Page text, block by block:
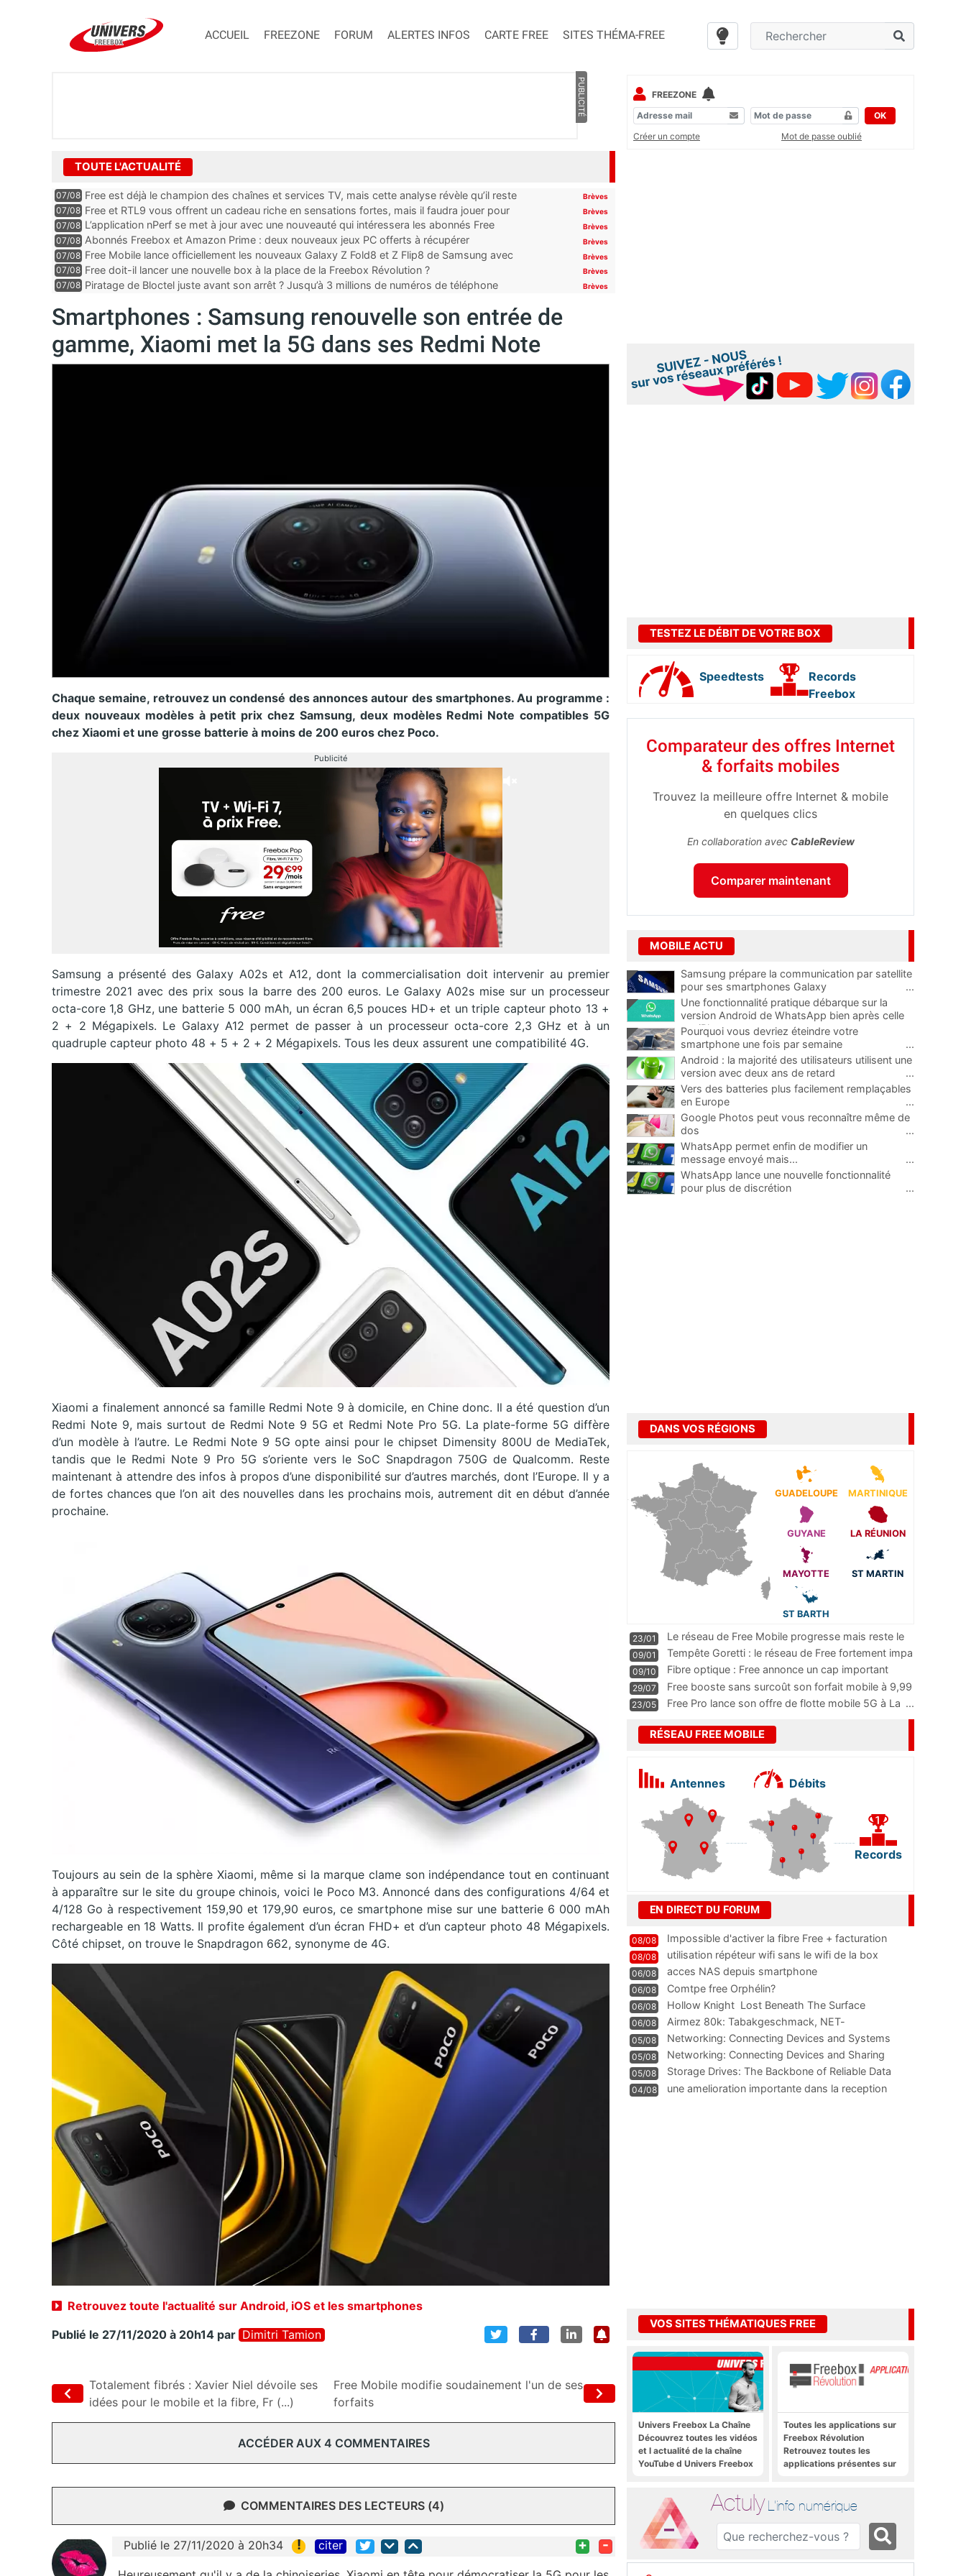
ACCUEIL FREEZONE FORUM ALERTES INFOS CARTE FREE SITES THÉMA-FREE
PUBLICITÉ
TOUTE L'ACTUALITÉ
07/08 Free est déjà le champion des chaînes et services TV, mais cette analyse révèle qu’il reste
encore au moin...
Brèves
07/08 Free et RTL9 vous offrent un cadeau riche en sensations fortes, mais il faudra jouer pour
l’obtenir
Brèves
07/08 L’application nPerf se met à jour avec une nouveauté qui intéressera les abonnés Free
Mobile, Orange, SFR ...
Brèves
07/08 Abonnés Freebox et Amazon Prime : deux nouveaux jeux PC offerts à récupérer Brèves
07/08 Free Mobile lance officiellement les nouveaux Galaxy Z Fold8 et Z Flip8 de Samsung avec
des promos et des cadeaux
Brèves
07/08 Free doit-il lancer une nouvelle box à la place de la Freebox Révolution ? Brèves
07/08 Piratage de Bloctel juste avant son arrêt ? Jusqu’à 3 millions de numéros de téléphone
Brèves
Smartphones : Samsung renouvelle son entrée de
gamme, Xiaomi met la 5G dans ses Redmi Note
Chaque semaine, retrouvez un condensé des annonces autour des smartphones. Au programme :
deux nouveaux modèles à petit prix chez Samsung, deux modèles Redmi Note compatibles 5G
chez Xiaomi et une grosse batterie à moins de 200 euros chez Poco.
Publicité
Samsung a présenté des Galaxy A02s et A12, dont la commercialisation doit intervenir au premier
trimestre 2021 avec des prix sous la barre des 200 euros. Le Galaxy A02s mise sur un processeur
octa-core 1,8 GHz, une batterie 5 000 mAh, un écran 6,5 pouces HD+ et un triple capteur photo 13 +
2 + 2 Mégapixels. Le Galaxy A12 permet de passer à un processeur octa-core 2,3 GHz et à un
quadruple capteur photo 48 + 5 + 2 + 2 Mégapixels. Tous les deux assurent une compatibilité 4G.
Xiaomi a finalement annoncé sa famille Redmi Note 9 à domicile, en Chine donc. Il a été question d’un
Redmi Note 9, mais surtout de Redmi Note 9 5G et Redmi Note Pro 5G. La plate-forme 5G diffère
d’un modèle à l’autre. Le Redmi Note 9 5G opte ainsi pour le chipset Dimensity 800U de MediaTek,
tandis que le Redmi Note 9 Pro 5G s’oriente vers le SoC Snapdragon 750G de Qualcomm. Reste
maintenant à attendre des infos à propos d’une disponibilité sur d’autres marchés, dont l’Europe. Il y a
de fortes chances que l’on ait des nouvelles dans les prochains mois, autrement dit en début d’année
prochaine.
Toujours au sein de la sphère Xiaomi, même si la marque clame son indépendance tout en continuant
à apparaître sur le site du groupe chinois, voici le Poco M3. Annoncé dans des configurations 4/64 et
4/128 Go à respectivement 159,90 et 179,90 euros, ce smartphone mise sur une batterie 6 000 mAh
rechargeable en 18 Watts. Il profite également d’un écran FHD+ et d’un capteur photo 48 Mégapixels.
Côté chipset, on trouve le Snapdragon 662, synonyme de 4G.
Retrouvez toute l'actualité sur Android, iOS et les smartphones
Publié le 27/11/2020 à 20h14 par Dimitri Tamion
Totalement fibrés : Xavier Niel dévoile ses
idées pour le mobile et la fibre, Fr (...)
Free Mobile modifie soudainement l'un de ses
forfaits
ACCÉDER AUX 4 COMMENTAIRES
COMMENTAIRES DES LECTEURS (4)
Publié le 27/11/2020 à 20h34 ! citer + -
FREEZONE
OK
Créer un compte
Mot de passe oublié
TESTEZ LE DÉBIT DE VOTRE BOX
Speedtests
Records
Freebox
Comparateur des offres Internet
& forfaits mobiles
Trouvez la meilleure offre Internet & mobile
en quelques clics
En collaboration avec CableReview
Comparer maintenant
MOBILE ACTU
Samsung prépare la communication par satellite
pour ses smartphones Galaxy
...
Une fonctionnalité pratique débarque sur la
version Android de WhatsApp bien après celle
sur iPhone
Pourquoi vous devriez éteindre votre
smartphone une fois par semaine
...
Android : la majorité des utilisateurs utilisent une
version avec deux ans de retard
...
Vers des batteries plus facilement remplaçables
en Europe
...
Google Photos peut vous reconnaître même de
dos
...
WhatsApp permet enfin de modifier un
message envoyé mais...
...
WhatsApp lance une nouvelle fonctionnalité
pour plus de discrétion
...
DANS VOS RÉGIONS
GUADELOUPE MARTINIQUE
GUYANE LA RÉUNION
MAYOTTE ST MARTIN
ST BARTH
23/01
Le réseau de Free Mobile progresse mais reste le
m
...
09/01
Tempête Goretti : le réseau de Free fortement impa
09/10
Fibre optique : Free annonce un cap important
pass
...
29/07
Free booste sans surcoût son forfait mobile à 9,99
23/05 Free Pro lance son offre de flotte mobile 5G à La ...
RÉSEAU FREE MOBILE
Antennes Débits
Records
EN DIRECT DU FORUM
08/08
Impossible d'activer la fibre Free + facturation
résiliation
08/08 utilisation répéteur wifi sans le wifi de la box
06/08 acces NAS depuis smartphone
06/08 Comtpe free Orphélin?
06/08 Hollow Knight  Lost Beneath The Surface
06/08
Airmez 80k: Tabakgeschmack, NET-
Technologie und Leistung im
05/08 Networking: Connecting Devices and Systems
05/08
Networking: Connecting Devices and Sharing
Information
05/08
Storage Drives: The Backbone of Reliable Data
Management
04/08
une amelioration importante dans la reception
VOS SITES THÉMATIQUES FREE
Univers Freebox La Chaîne
Découvrez toutes les vidéos
et l actualité de la chaîne
YouTube d Univers Freebox
Toutes les applications sur
Freebox Révolution
Retrouvez toutes les
applications présentes sur
Actuly L'info numérique